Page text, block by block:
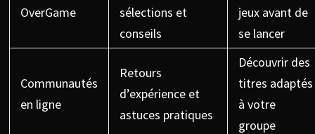
OverGame
sélections et
conseils
jeux avant de
se lancer
Communautés
en ligne
Retours
d’expérience et
astuces pratiques
Découvrir des
titres adaptés
à votre
groupe